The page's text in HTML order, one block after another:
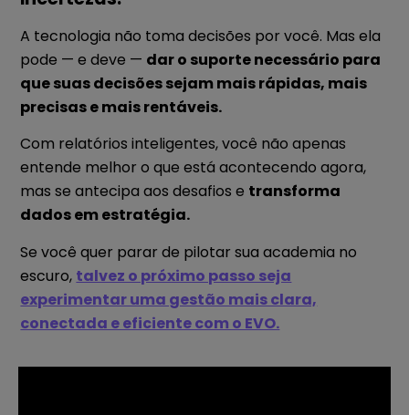
A tecnologia não toma decisões por você. Mas ela
pode — e deve — dar o suporte necessário para
que suas decisões sejam mais rápidas, mais
precisas e mais rentáveis.
Com relatórios inteligentes, você não apenas
entende melhor o que está acontecendo agora,
mas se antecipa aos desafios e transforma
dados em estratégia.
Se você quer parar de pilotar sua academia no
escuro, talvez o próximo passo seja
experimentar uma gestão mais clara,
conectada e eficiente com o EVO.